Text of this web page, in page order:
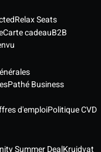
Relax Seats
Carte cadeauB2B
Pathé Business
d'emploiPolitique CVD
Summer DealKruidvat